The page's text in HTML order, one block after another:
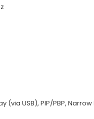
(via USB), PIP/PBP,